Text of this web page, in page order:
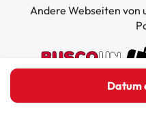
Datum
Andere Webseiten von